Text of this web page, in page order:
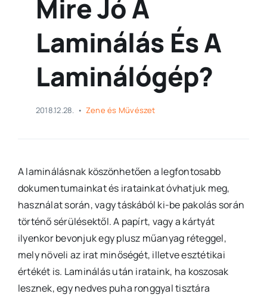
Mire Jó A
Laminálás És A
Laminálógép?
2018.12.28. • Zene és Művészet
A laminálásnak köszönhetően a legfontosabb
dokumentumainkat és iratainkat óvhatjuk meg,
használat során, vagy táskából ki-be pakolás során
történő sérülésektől. A papírt, vagy a kártyát
ilyenkor bevonjuk egy plusz műanyag réteggel,
mely növeli az irat minőségét, illetve esztétikai
értékét is. Laminálás után irataink, ha koszosak
lesznek, egy nedves puha ronggyal tisztára